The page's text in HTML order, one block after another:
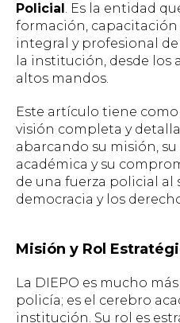
Policial. Es la entidad
formación,
integral y profesional
la institución, desde los
altos mandos.
Este artículo tiene
visión completa y
abarcando su misión,
académica y su
de una fuerza policial al
democracia y los
Misión y Rol
La DIEPO es mucho
policía; es el cerebro
institución. Su rol es